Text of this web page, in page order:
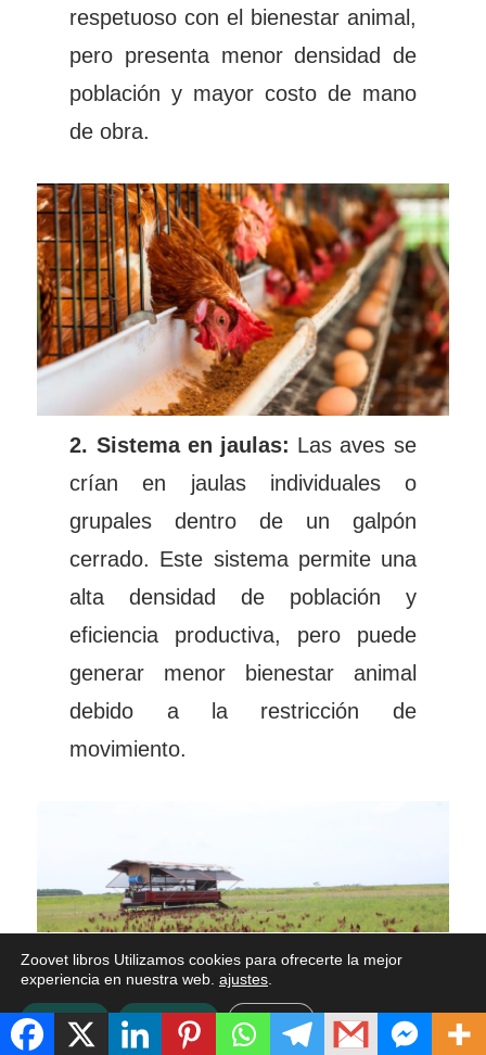
respetuoso con el bienestar animal,
pero presenta menor densidad de
población y mayor costo de mano
de obra.
2. Sistema en jaulas: Las aves se
crían en jaulas individuales o
grupales dentro de un galpón
cerrado. Este sistema permite una
alta densidad de población y
eficiencia productiva, pero puede
generar menor bienestar animal
debido a la restricción de
movimiento.
Zoovet libros Utilizamos cookies para ofrecerte la mejor
experiencia en nuestra web. ajustes
Aceptar Rechazar